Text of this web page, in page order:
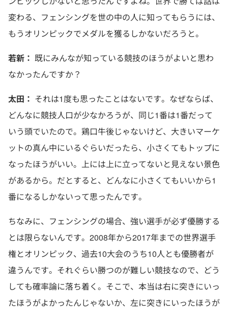
変わる、フェンシングを世の中の人に知ってもらうには、
もうオリンピックでメダルを獲るしかないだろうと。
若新： 既にみんなが知っている競技のほうがよいと思わ
なかったんですか？
太田： それは1度も思ったことはないです。なぜならば、
どんなに競技人口が少なかろうが、同じ1番は1番だって
いう頭でいたので。鶏口牛後じゃないけど、大きいマーケ
ットの真ん中にいるぐらいだったら、小さくてもトップに
なったほうがいい。上には上に立ってないと見えない景色
があるから。だとすると、どんなに小さくてもいいから1
番になるしかないって思ったんです。
ちなみに、フェンシングの場合、強い選手が必ず優勝する
とは限らないんです。2008年から2017年までの世界選手
権とオリンピック、過去10大会のうち10人とも優勝者が
違うんです。それぐらい勝つのが難しい競技なので、どう
しても確率論に落ち着く。そこで、本当は右に突きにいっ
たほうがよかったんじゃないか、左に突きにいったほうが